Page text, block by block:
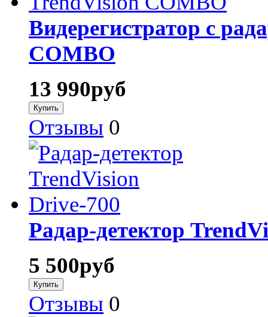
Видерегистратор с
COMBO
13 990руб
Отзывы 0
Радар-детектор
5 500руб
Отзывы 0